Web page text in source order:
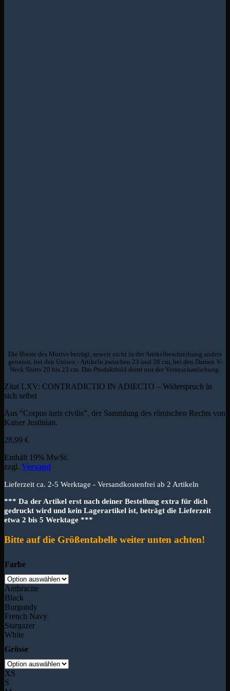
Die Breite des Motivs beträgt, soweit nicht in der Artikelbeschreibung anders
genannt, bei den Unisex - Artikeln zwischen 23 und 28 cm, bei den Damen V-
Neck Shirts 20 bis 23 cm. Das Produktbild dient nur der Veranschaulichung.
Zitat LXV: CONTRADICTIO IN ADIECTO – Widerspruch in
sich selbst
Aus “Corpus iuris civilis”, der Sammlung des römischen Rechts von
Kaiser Justinian.
28,99 €
Enthält 19% MwSt.
zzgl. Versand
Lieferzeit ca. 2-5 Werktage - Versandkostenfrei ab 2 Artikeln
*** Da der Artikel erst nach deiner Bestellung extra für dich
gedruckt wird und kein Lagerartikel ist, beträgt die Lieferzeit
etwa 2 bis 5 Werktage ***
Bitte auf die Größentabelle weiter unten achten!
Farbe
Anthracite
Black
Burgundy
French Navy
Stargazer
White
Grösse
XS
S